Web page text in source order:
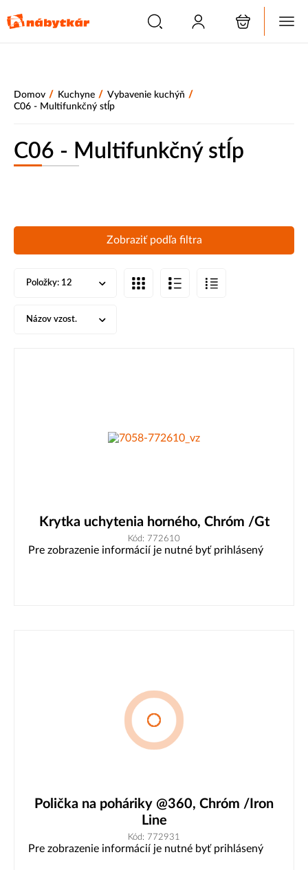
Domov / Kuchyne / Vybavenie kuchýň /
C06 - Multifunkčný stĺp
C06 - Multifunkčný stĺp
Zobraziť podľa filtra
Položky: 12
Názov vzost.
Krytka uchytenia horného, Chróm /Gt
Kód: 772610
Pre zobrazenie informácií je nutné byť prihlásený
Polička na poháriky @360, Chróm /Iron
Line
Kód: 772931
Pre zobrazenie informácií je nutné byť prihlásený